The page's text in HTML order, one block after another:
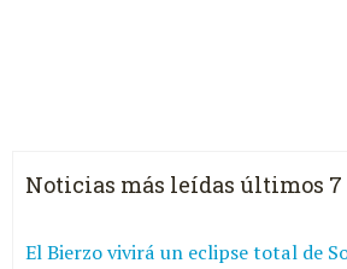
Noticias más leídas últimos 7
El Bierzo vivirá un eclipse total de